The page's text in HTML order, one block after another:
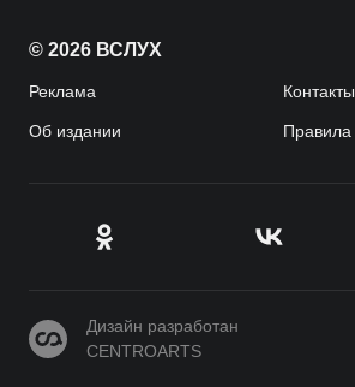
© 2026 ВСЛУХ
Реклама Контакты
Об издании Правила
CENTROARTS